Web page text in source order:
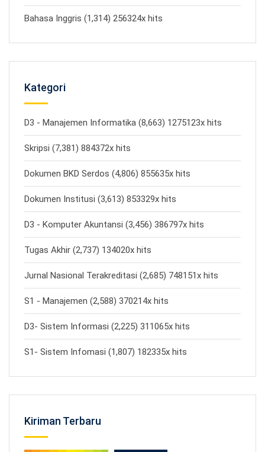
Bahasa Inggris (1,314) 256324x hits
Kategori
D3 - Manajemen Informatika (8,663) 1275123x hits
Skripsi (7,381) 884372x hits
Dokumen BKD Serdos (4,806) 855635x hits
Dokumen Institusi (3,613) 853329x hits
D3 - Komputer Akuntansi (3,456) 386797x hits
Tugas Akhir (2,737) 134020x hits
Jurnal Nasional Terakreditasi (2,685) 748151x hits
S1 - Manajemen (2,588) 370214x hits
D3- Sistem Informasi (2,225) 311065x hits
S1- Sistem Infomasi (1,807) 182335x hits
Kiriman Terbaru